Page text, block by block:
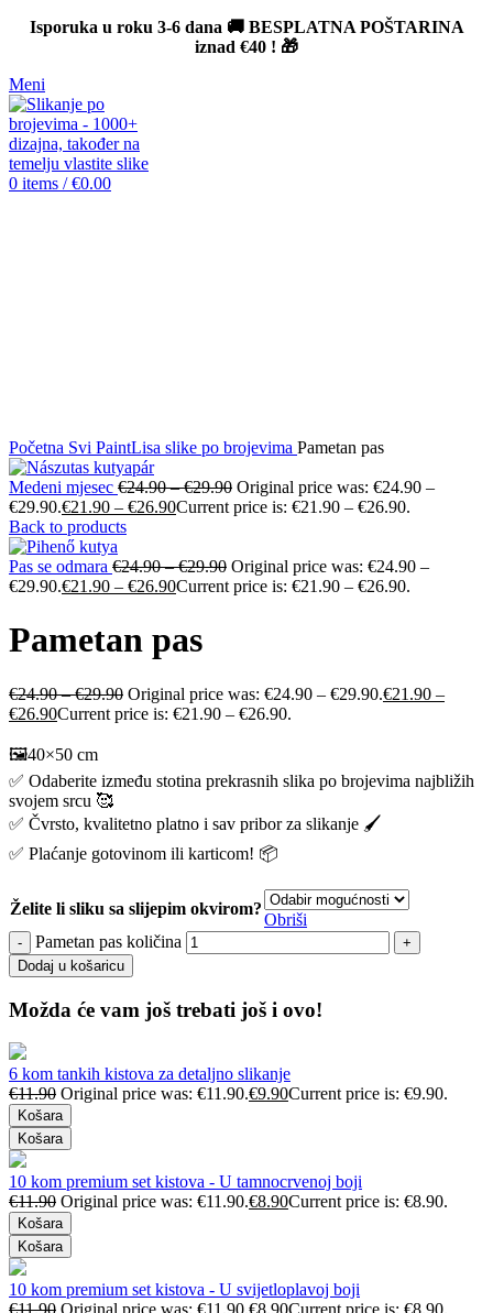
Isporuka u roku 3-6 dana 🚚 BESPLATNA POŠTARINA
iznad €40 ! 🎁
Meni
0 items / €0.00
Početna Svi PaintLisa slike po brojevima Pametan pas
Medeni mjesec €24.90–€29.90 Original price was: €24.90 –
€29.90.€21.90 – €26.90Current price is: €21.90 – €26.90.
Back to products
Pas se odmara €24.90–€29.90 Original price was: €24.90 –
€29.90.€21.90 – €26.90Current price is: €21.90 – €26.90.
Pametan pas
€24.90–€29.90 Original price was: €24.90 – €29.90.€21.90 –
€26.90Current price is: €21.90 – €26.90.
🖼️40×50 cm
✅ Odaberite između stotina prekrasnih slika po brojevima najbližih
svojem srcu 🥰
✅ Čvrsto, kvalitetno platno i sav pribor za slikanje 🖌️
✅ Plaćanje gotovinom ili karticom! 📦
Želite li sliku sa slijepim okvirom?
Obriši
Pametan pas količina
Dodaj u košaricu
Možda će vam još trebati još i ovo!
6 kom tankih kistova za detaljno slikanje
€11.90 Original price was: €11.90.€9.90Current price is: €9.90.
Košara
Košara
10 kom premium set kistova - U tamnocrvenoj boji
€11.90 Original price was: €11.90.€8.90Current price is: €8.90.
Košara
Košara
10 kom premium set kistova - U svijetloplavoj boji